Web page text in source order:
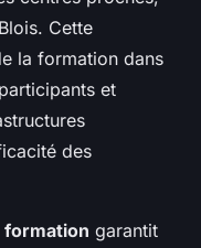
Cette
la formation dans
et
des
formation garantit